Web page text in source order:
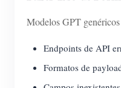
Modelos GPT
Endpoints de API
Formatos de